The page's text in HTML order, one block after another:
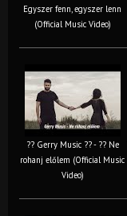
Egyszer fenn, egyszer lenn
(Official Music Video)
?? Gerry Music ?? - ?? Ne
rohanj előlem (Official Music
Video)